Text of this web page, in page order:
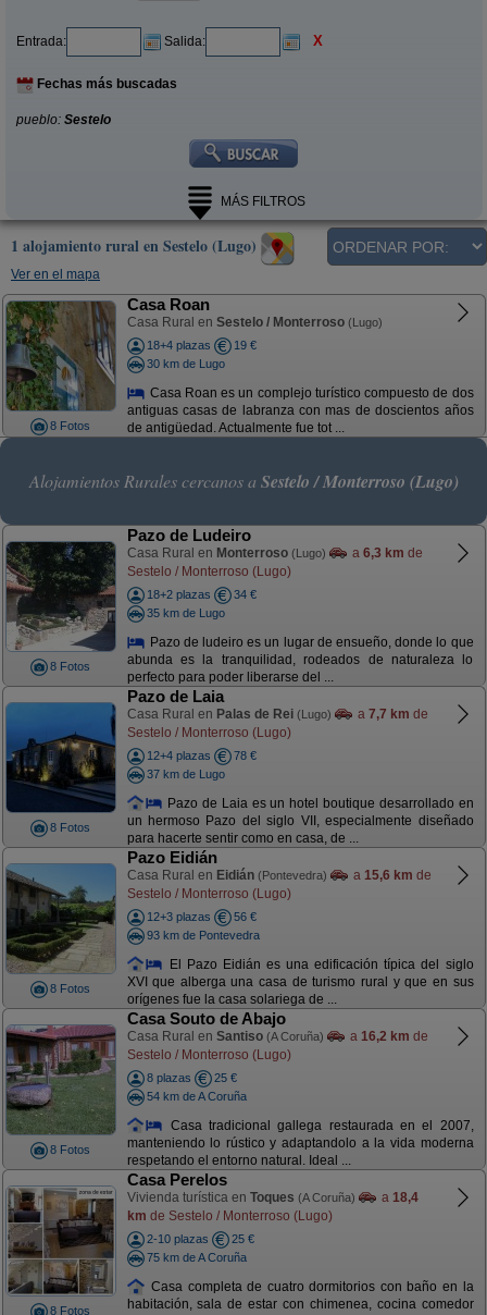
Entrada: Salida: X
Fechas más buscadas
pueblo: Sestelo
MÁS FILTROS
1 alojamiento rural en Sestelo (Lugo)
Ver en el mapa
8 Fotos
Casa Roan
Casa Rural en Sestelo / Monterroso (Lugo)
18+4 plazas
19 €
30 km de Lugo
Casa Roan es un complejo turístico compuesto de dos
antiguas casas de labranza con mas de doscientos años
de antigüedad. Actualmente fue tot ...
Alojamientos Rurales cercanos a Sestelo / Monterroso (Lugo)
8 Fotos
Pazo de Ludeiro
Casa Rural en Monterroso (Lugo) a 6,3 km de
Sestelo / Monterroso (Lugo)
18+2 plazas
34 €
35 km de Lugo
Pazo de ludeiro es un lugar de ensueño, donde lo que
abunda es la tranquilidad, rodeados de naturaleza lo
perfecto para poder liberarse del ...
8 Fotos
Pazo de Laia
Casa Rural en Palas de Rei (Lugo) a 7,7 km de
Sestelo / Monterroso (Lugo)
12+4 plazas
78 €
37 km de Lugo
Pazo de Laia es un hotel boutique desarrollado en
un hermoso Pazo del siglo VII, especialmente diseñado
para hacerte sentir como en casa, de ...
8 Fotos
Pazo Eidián
Casa Rural en Eidián (Pontevedra) a 15,6 km de
Sestelo / Monterroso (Lugo)
12+3 plazas
56 €
93 km de Pontevedra
El Pazo Eidián es una edificación típica del siglo
XVI que alberga una casa de turismo rural y que en sus
orígenes fue la casa solariega de ...
8 Fotos
Casa Souto de Abajo
Casa Rural en Santiso (A Coruña) a 16,2 km de
Sestelo / Monterroso (Lugo)
8 plazas
25 €
54 km de A Coruña
Casa tradicional gallega restaurada en el 2007,
manteniendo lo rústico y adaptandolo a la vida moderna
respetando el entorno natural. Ideal ...
8 Fotos
Casa Perelos
Vivienda turística en Toques (A Coruña) a 18,4
km de Sestelo / Monterroso (Lugo)
2-10 plazas
25 €
75 km de A Coruña
Casa completa de cuatro dormitorios con baño en la
habitación, sala de estar con chimenea, cocina comedor